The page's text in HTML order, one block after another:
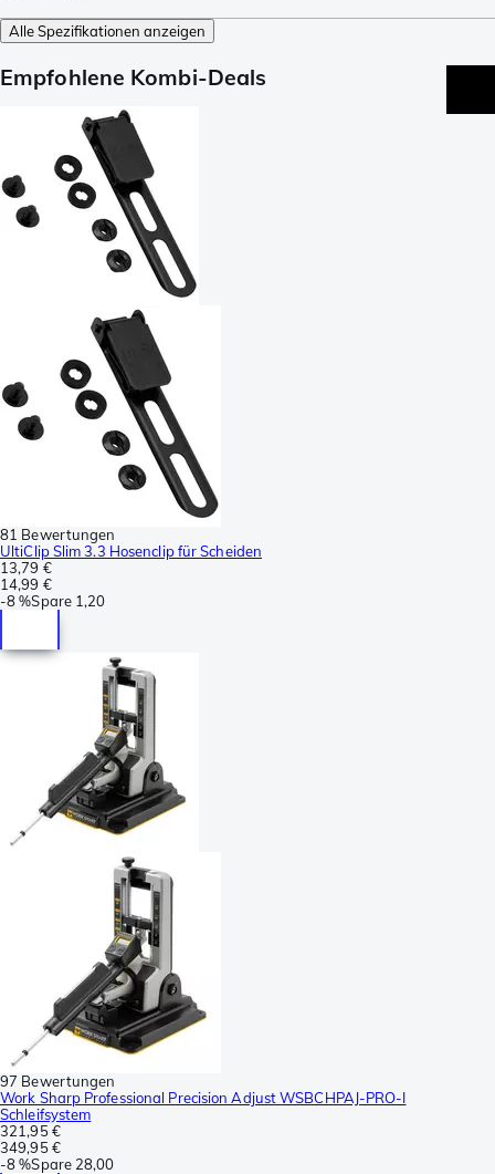
Alle Spezifikationen anzeigen
Empfohlene Kombi-Deals
81 Bewertungen
UltiClip Slim 3.3 Hosenclip für Scheiden
13,79 €
14,99 €
-8 %Spare 1,20
97 Bewertungen
Work Sharp Professional Precision Adjust WSBCHPAJ-PRO-I
Schleifsystem
321,95 €
349,95 €
-8 %Spare 28,00